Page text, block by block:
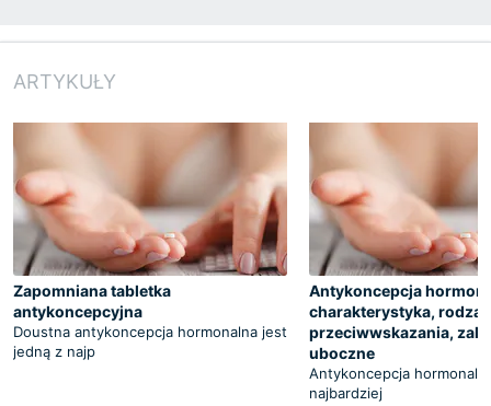
ARTYKUŁY
Zapomniana tabletka
antykoncepcyjna
Doustna antykoncepcja hormonalna jest
jedną z najp
Antykoncepcja
charakterystyka,
przeciwwskazania,
uboczne
Antykoncepcja
najbardziej